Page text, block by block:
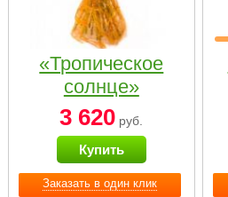
Заказать в один клик
«Тропическое
солнце»
3 620 руб.
Купить